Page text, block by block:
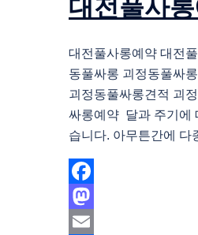
대전풀사
대전풀사롱예약 대전
동풀싸롱 괴정동풀싸
괴정동풀싸롱견적 괴
싸롱예약 달과 주기에
습니다. 아무튼간에 다
Facebook
Mastodon